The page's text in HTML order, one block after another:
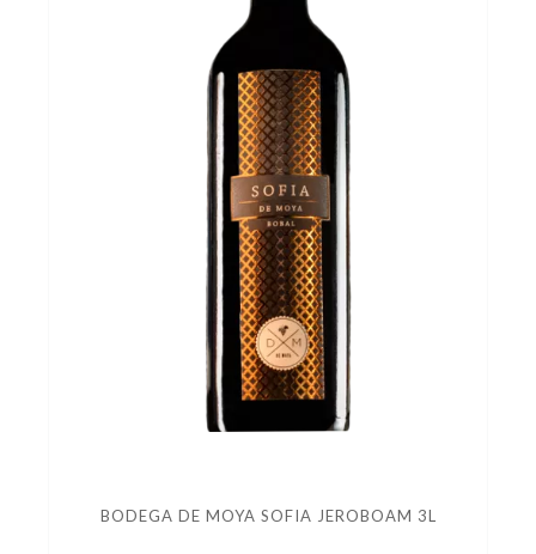
BODEGA DE MOYA SOFIA JEROBOAM 3L